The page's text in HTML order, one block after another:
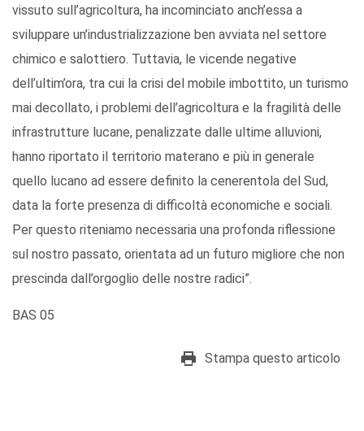
vissuto sull’agricoltura, ha incominciato anch’essa a
sviluppare un’industrializzazione ben avviata nel settore
chimico e salottiero. Tuttavia, le vicende negative
dell’ultim’ora, tra cui la crisi del mobile imbottito, un turismo
mai decollato, i problemi dell’agricoltura e la fragilità delle
infrastrutture lucane, penalizzate dalle ultime alluvioni,
hanno riportato il territorio materano e più in generale
quello lucano ad essere definito la cenerentola del Sud,
data la forte presenza di difficoltà economiche e sociali.
Per questo riteniamo necessaria una profonda riflessione
sul nostro passato, orientata ad un futuro migliore che non
prescinda dall’orgoglio delle nostre radici”.
BAS 05
Stampa questo articolo